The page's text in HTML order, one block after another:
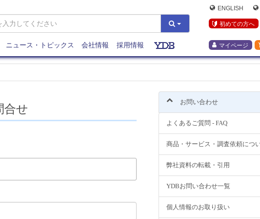
ENGLISH
初めての方へ
マイページ
ニュース・トピックス 会社情報 採用情報
合せ
お問い合わせ
よくあるご質問 - FAQ
商品・サービス・調査依頼につ
弊社資料の転載・引用
YDBお問い合わせ一覧
個人情報のお取り扱い